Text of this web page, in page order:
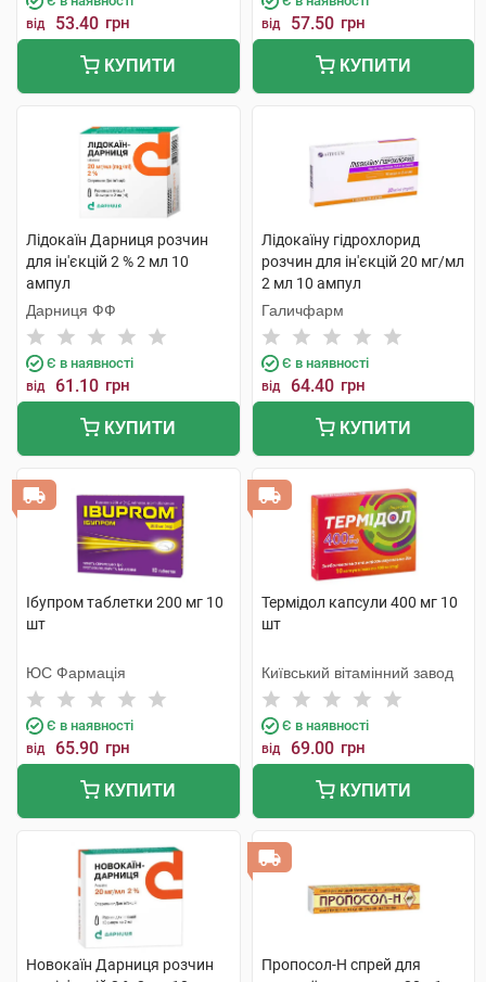
від 53.40 грн
КУПИТИ
від 57.50 грн
КУПИТИ
Лідокаїн Дарниця розчин
для ін'єкцій 2 % 2 мл 10
ампул
Дарниця ФФ
Є в наявності
від 61.10 грн
КУПИТИ
Лідокаїну гідрохлорид
розчин для ін'єкцій 20 мг/мл
2 мл 10 ампул
Галичфарм
Є в наявності
від 64.40 грн
КУПИТИ
Ібупром таблетки 200 мг 10
шт
ЮС Фармація
Є в наявності
від 65.90 грн
КУПИТИ
Термідол капсули 400 мг 10
шт
Київський вітамінний завод
Є в наявності
від 69.00 грн
КУПИТИ
Новокаїн Дарниця розчин
Пропосол-Н спрей для